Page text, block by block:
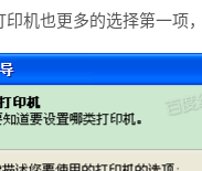
机也更多的选择第一项，